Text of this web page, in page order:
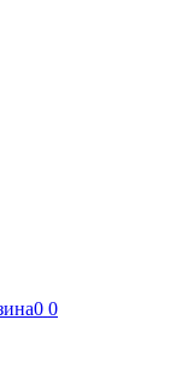
0 0